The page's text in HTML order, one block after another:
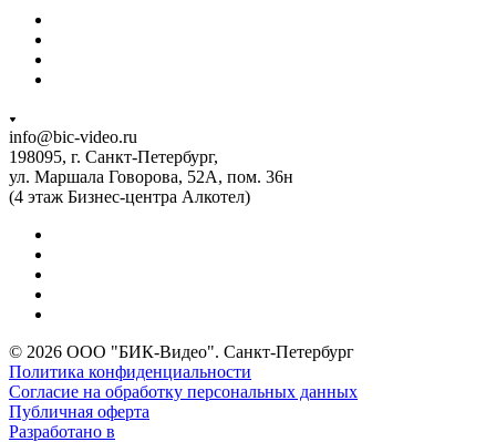
info@bic-video.ru
198095, г. Санкт-Петербург,
ул. Маршала Говорова, 52А, пом. 36н
(4 этаж Бизнес-центра Алкотел)
© 2026 ООО "БИК-Видео". Санкт-Петербург
Политика конфиденциальности
Согласие на обработку персональных данных
Публичная оферта
Разработано в